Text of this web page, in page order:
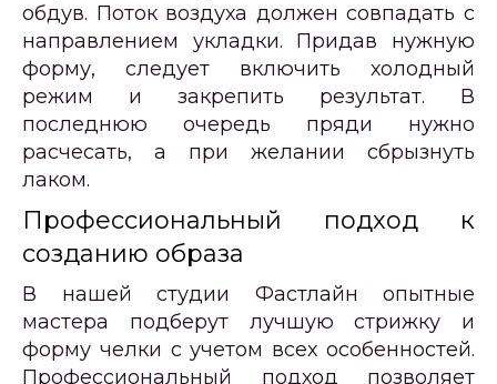
обдув. Поток воздуха должен совпадать с
направлением укладки. Придав нужную
форму, следует включить холодный
режим и закрепить результат. В
последнюю очередь пряди нужно
расчесать, а при желании сбрызнуть
лаком.
Профессиональный подход к
созданию образа
В нашей студии Фастлайн опытные
мастера подберут лучшую стрижку и
форму челки с учетом всех особенностей.
Профессиональный подход позволяет